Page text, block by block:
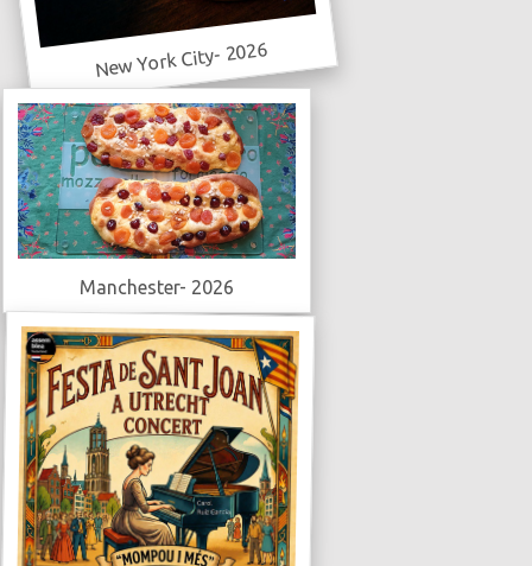
New York City- 2026
Manchester- 2026